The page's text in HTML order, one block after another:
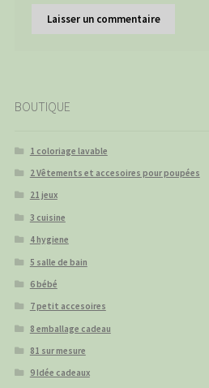
BOUTIQUE
1 coloriage lavable
2 Vêtements et accesoires pour poupées
21 jeux
3 cuisine
4 hygiene
5 salle de bain
6 bébé
7 petit accesoires
8 emballage cadeau
81 sur mesure
9 Idée cadeaux